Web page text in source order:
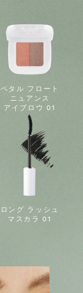
ペタル フロート
ニュアンス
アイブロウ 01
ロング ラッシュ
マスカラ 01